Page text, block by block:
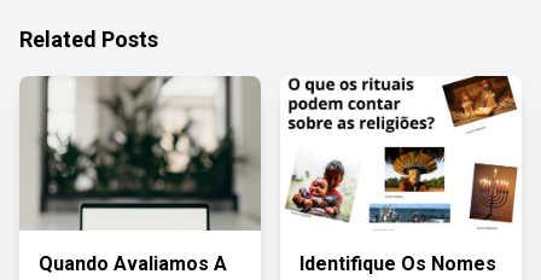
Related Posts
Quando Avaliamos A
Identifique Os Nomes